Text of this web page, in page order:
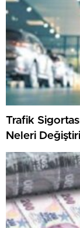
Trafik
Neleri